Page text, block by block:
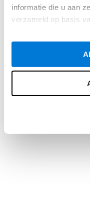
informatie die u aan
verzameld op basis